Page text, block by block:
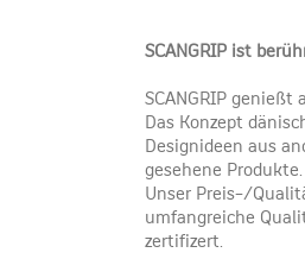
SCANGRIP ist
SCANGRIP
Das Konzept
Designideen aus
gesehene
Unser Preis-/
umfangreiche
zertifizert.